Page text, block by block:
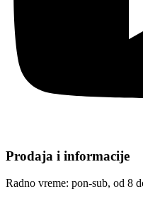
Prodaja i informacije
Radno vreme: pon-sub, od 8